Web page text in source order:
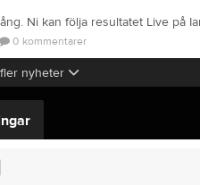
0 kommentarer
nyheter